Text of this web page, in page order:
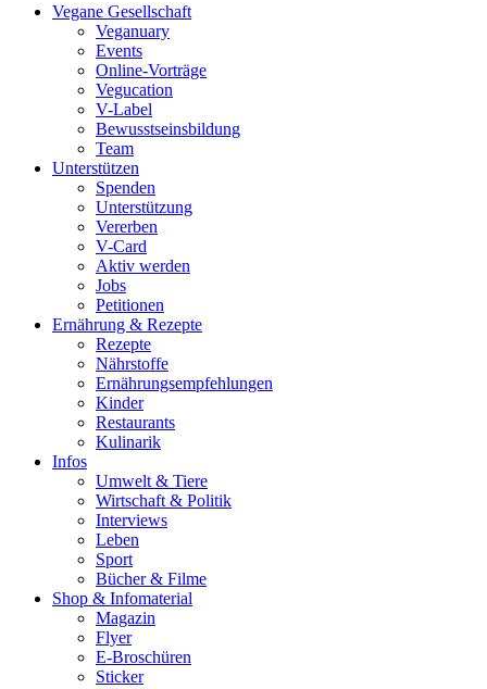
Vegane Gesellschaft
Veganuary
Events
Online-Vorträge
Vegucation
V-Label
Bewusstseinsbildung
Team
Unterstützen
Spenden
Unterstützung
Vererben
V-Card
Aktiv werden
Jobs
Petitionen
Ernährung & Rezepte
Rezepte
Nährstoffe
Ernährungsempfehlungen
Kinder
Restaurants
Kulinarik
Infos
Umwelt & Tiere
Wirtschaft & Politik
Interviews
Leben
Sport
Bücher & Filme
Shop & Infomaterial
Magazin
Flyer
E-Broschüren
Sticker